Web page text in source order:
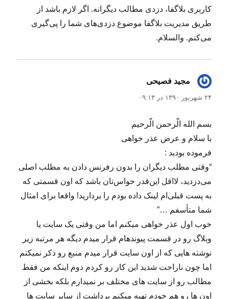
کاربری بلاگفا، دزدی مطالب دیگرانه. اگر لازم باشد از
طریق مدیریت بلاگفا موضوع دزدی‌های شما را پی‌گیری
می‌کنم. والسلام.
مجید فصیحی
۲۴ شهریور ۱۳۹۰ در ۰۹:۱۳
بسم الله الّرحمن الّرحیم
با سلام و عرض عذر خواهی
فرموده بودید :
“وقتی مطلب دیگران را بدون رفرنس دادن به مطلب اصلی
می‌دزدید، لااقل این‌قدر حواس‌تان باشد که اون قسمتی که
به پست قبلی‌ام لینک داده بودم را بردارید! واقعا برای امثال
شما متأسفم …”
خوب اول عذر خواهی میکنم اما من وقتی یک سایت یا
وبلاگ رو در قسمت پیوندهام قرار میدم دیگه هر مرتبه زیر
نوشته هایی که از اون سایت قرار میدم منبع رو ذکر نمیکنم
اما چون ناراحت شدید این کار رو کردم دوم اینکه من فقط
مطالب رو از سایت های مختلف بر نمیدارم بلکه بخشی از
اون ها رو هم خودم تهیه میکنم برداشت از سایر سایت ها